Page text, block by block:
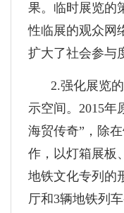
果。临时展览的
性临展的观众网
扩大了社会参与
2.强化展览
示空间。2015年
海贸传奇”，除
作，以灯箱展板
地铁文化专列的
厅和3辆地铁列